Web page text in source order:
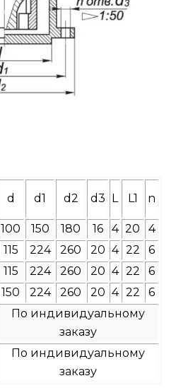
d d1 d2 d3 L L1 n
100 150 180 16 4 20
4
115 224 260 20 4 22
6
115 224 260 20 4 22
6
150 224 260 20 4 22 6
По индивидуальному
заказу
По индивидуальному
заказу